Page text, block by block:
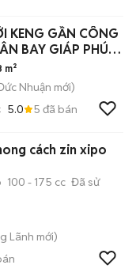
KENG GẦN CÔNG
BAY GIÁP PHÚ
m²
Nhuận mới)
5.0 5 đã bán
cách zin xipo
100 - 175 cc Đã sử
Lãnh mới)